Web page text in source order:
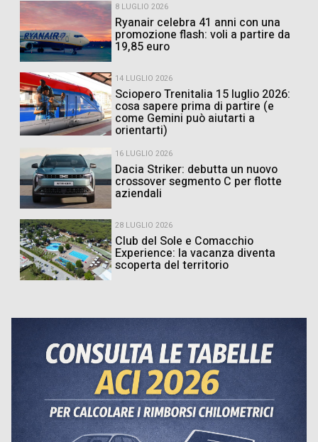
8 LUGLIO 2026
Ryanair celebra 41 anni con una
promozione flash: voli a partire da
19,85 euro
14 LUGLIO 2026
Sciopero Trenitalia 15 luglio 2026:
cosa sapere prima di partire (e
come Gemini può aiutarti a
orientarti)
16 LUGLIO 2026
Dacia Striker: debutta un nuovo
crossover segmento C per flotte
aziendali
28 LUGLIO 2026
Club del Sole e Comacchio
Experience: la vacanza diventa
scoperta del territorio